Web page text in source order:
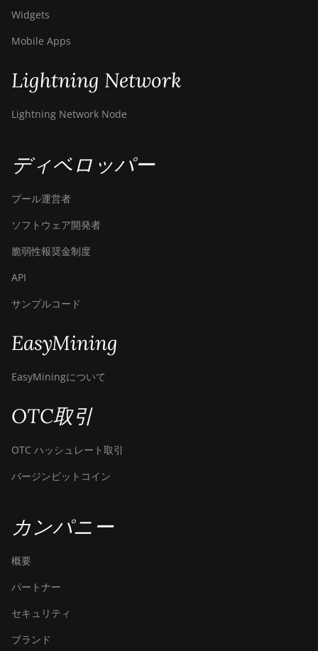
BITMAIN Antminer S19
BITMAIN Antminer
S19j (100TH)
BITMAIN Antminer
BITMAIN Antminer
S19j Pro (96Th)
BITMAIN Antminer
S19j XP (151TH)
BITMAIN Antminer
S19k Pro (120Th)
(580Th)
Hyd. (580Th)
Hyd. 3U (1.16Ph)
BITMAIN Antminer S23
Imm. (442Th)
BITMAIN Antminer
BITMAIN Antminer T19
(190TH)
Baikal BK-G28
Widgets
Mobile Apps
Lightning Network
Lightning Network Node
ディベロッパー
プール運営者
ソフトウェア開発者
脆弱性報奨金制度
API
サンプルコード
EasyMining
EasyMiningについて
OTC取引
OTC ハッシュレート取引
バージンビットコイン
カンパニー
概要
パートナー
セキュリティ
ブランド